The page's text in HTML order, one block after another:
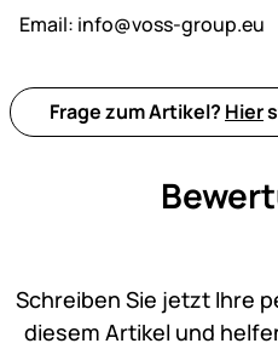
Email: info@voss-group.eu
Frage zum Artikel? Hier
Schreiben Sie jetzt Ihre
diesem Artikel und